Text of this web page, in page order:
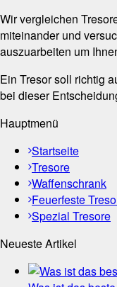
Wir vergleichen
miteinander und
auszuarbeiten um
Ein Tresor soll richtig
bei dieser
Hauptmenü
Startseite
Tresore
Waffenschrank
Feuerfeste
Spezial Tresore
Neueste Artikel